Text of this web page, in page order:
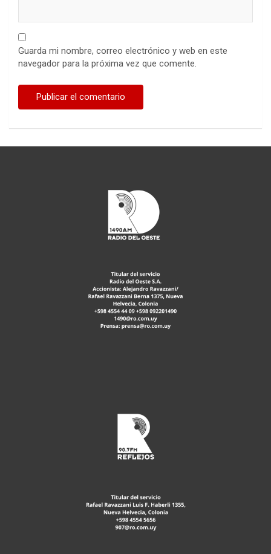
Guarda mi nombre, correo electrónico y web en este
navegador para la próxima vez que comente.